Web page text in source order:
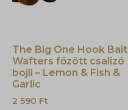
The Big One Hook Bait
Wafters főzött csalizó
bojli – Lemon & Fish &
Garlic
2 590 Ft